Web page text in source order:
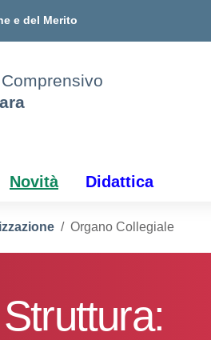
e del Merito
Novità Didattica
Organo Collegiale